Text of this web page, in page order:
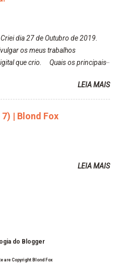
lugar ou de algo que estou
Crazy Colors Pink
2020/02/keraton-hard-
✨ Alpha Line | Máscara
pois, sempre jogava tinta em cima
dia 27 de Outubro de 2019.
os meus trabalhos
que crio. Quais os principais
Minha família me apoia muito.
Às vezes, a criatividade vai
ser Blogueira? Ver o seu trabalho
chegar com o seu Blog? Muito
pra você é profissional ou passa-
Me empenho muito fazendo
e quais indica? Eu acompanho
do antigo blog da Sweet
o convívio com seguidoras e
quer, ou ainda ...
LEIA MAIS
| Blond Fox
LEIA MAIS
do Blogger
are Copyright Blond Fox